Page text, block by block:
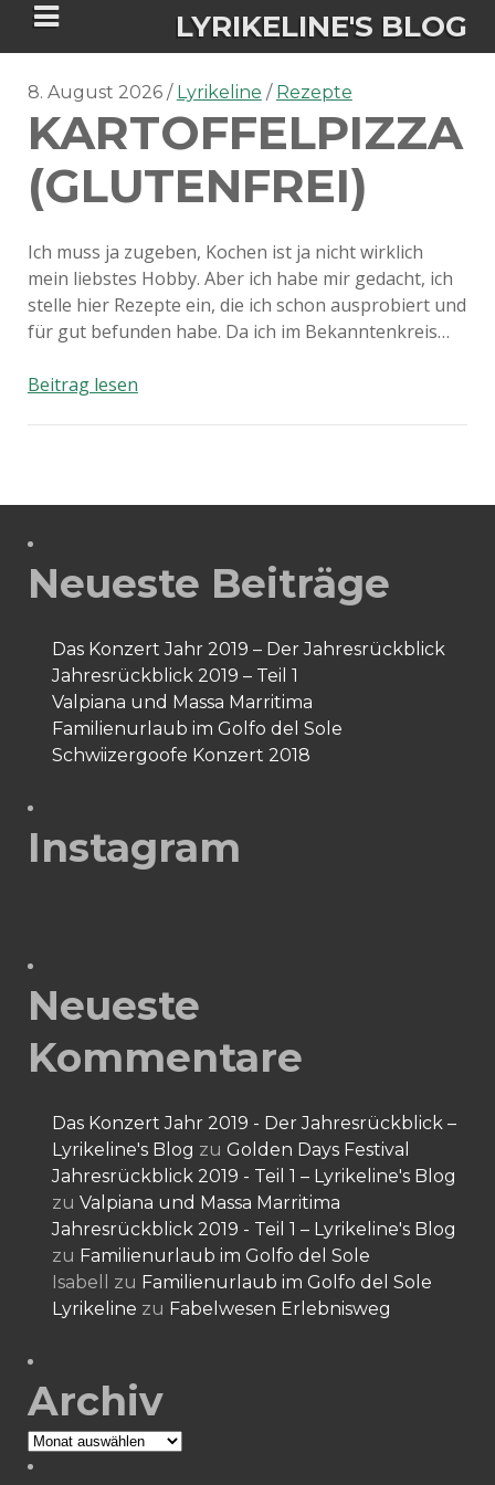
LYRIKELINE'S BLOG
Tania Morgan's Blog über alles, was
sie im Leben bewegt.
ÜBER DIE AUTORIN
IGASHO UND CHIMALIS KAYA
8. August 2026 Lyrikeline Rezepte
KARTOFFELPIZZA
(GLUTENFREI)
Ich muss ja zugeben, Kochen ist ja nicht wirklich
mein liebstes Hobby. Aber ich habe mir gedacht, ich
stelle hier Rezepte ein, die ich schon ausprobiert und
für gut befunden habe. Da ich im Bekanntenkreis…
Beitrag lesenKartoffelpizza
Neueste Beiträge
Das Konzert Jahr 2019 – Der Jahresrückblick
Jahresrückblick 2019 – Teil 1
Valpiana und Massa Marritima
Familienurlaub im Golfo del Sole
Schwiizergoofe Konzert 2018
Instagram
Neueste
Kommentare
Das Konzert Jahr 2019 - Der Jahresrückblick –
Lyrikeline's Blog zu Golden Days Festival
Jahresrückblick 2019 - Teil 1 – Lyrikeline's Blog
zu Valpiana und Massa Marritima
Jahresrückblick 2019 - Teil 1 – Lyrikeline's Blog
zu Familienurlaub im Golfo del Sole
Isabell
zu Familienurlaub im Golfo del Sole
Lyrikeline zu Fabelwesen Erlebnisweg
Archiv
Archiv